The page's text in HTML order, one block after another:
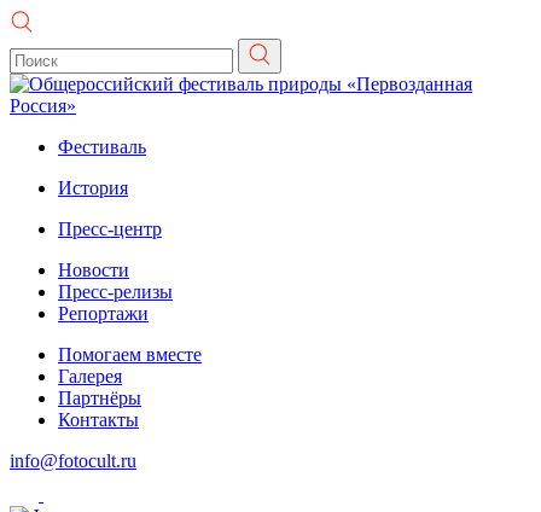
Фестиваль
История
Пресс-центр
Новости
Пресс-релизы
Репортажи
Помогаем вместе
Галерея
Партнёры
Контакты
info@fotocult.ru